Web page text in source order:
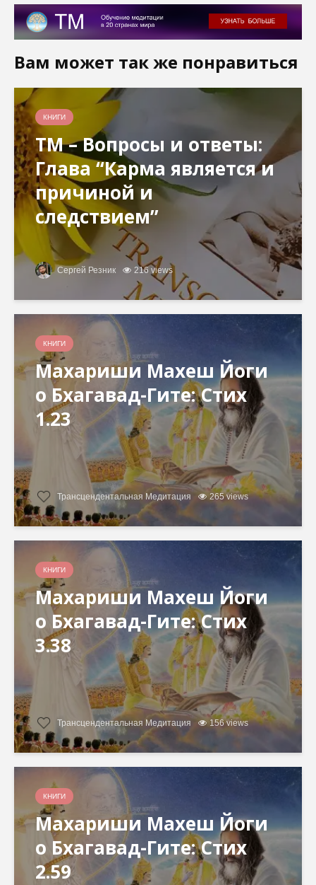
Вам может так же понравиться
КНИГИ
ТМ – Вопросы и ответы:
Глава “Карма является и
причиной и
следствием”
Сергей Резник 216 views
КНИГИ
Махариши Махеш Йоги
о Бхагавад-Гите: Стих
1.23
Трансцендентальная Медитация 265 views
КНИГИ
Махариши Махеш Йоги
о Бхагавад-Гите: Стих
3.38
Трансцендентальная Медитация 156 views
КНИГИ
Махариши Махеш Йоги
о Бхагавад-Гите: Стих
2.59